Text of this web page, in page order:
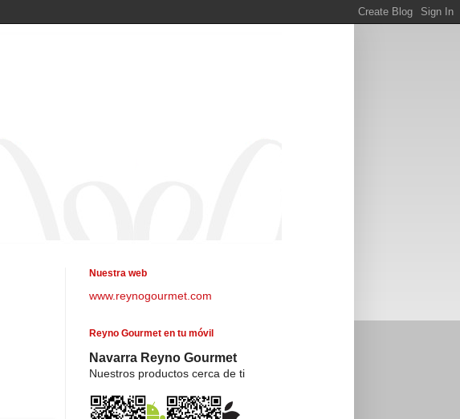
Nuestra web
www.reynogourmet.com
Reyno Gourmet en tu móvil
Navarra Reyno Gourmet
Nuestros productos cerca de ti